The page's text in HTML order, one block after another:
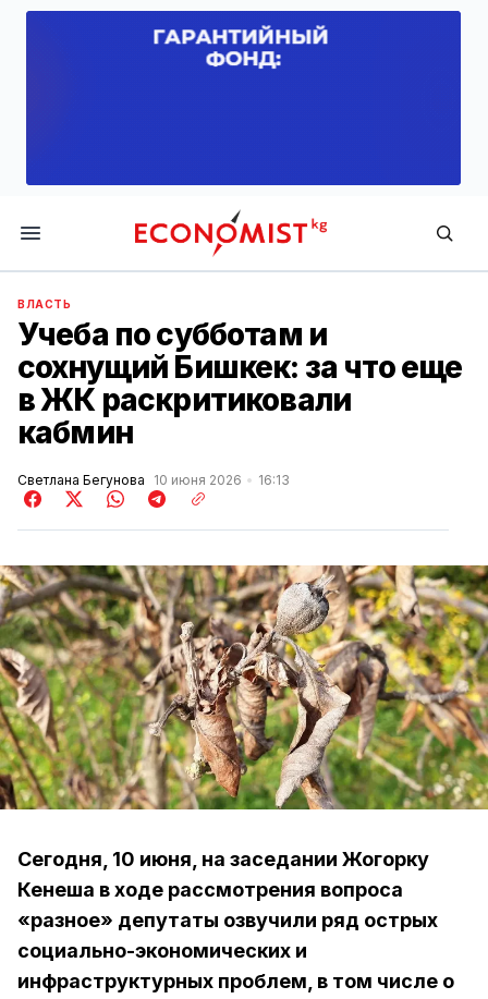
Economist.kg
ВЛАСТЬ
Учеба по субботам и
сохнущий Бишкек: за что еще
в ЖК раскритиковали
кабмин
Светлана Бегунова 10 июня 2026 16:13
Сегодня, 10 июня, на заседании Жогорку
Кенеша в ходе рассмотрения вопроса
«разное» депутаты озвучили ряд острых
социально-экономических и
инфраструктурных проблем, в том числе о